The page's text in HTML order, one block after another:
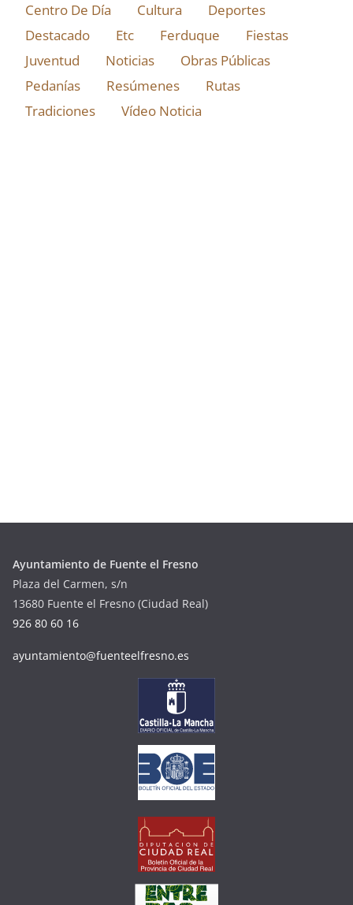
Centro De Día
Cultura
Deportes
Destacado
Etc Ferduque
Fiestas
Juventud
Noticias
Obras Públicas
Pedanías
Resúmenes
Rutas
Tradiciones
Vídeo Noticia
Ayuntamiento de Fuente el Fresno
Plaza del Carmen, s/n
13680 Fuente el Fresno (Ciudad Real)
926 80 60 16
ayuntamiento@fuenteelfresno.es